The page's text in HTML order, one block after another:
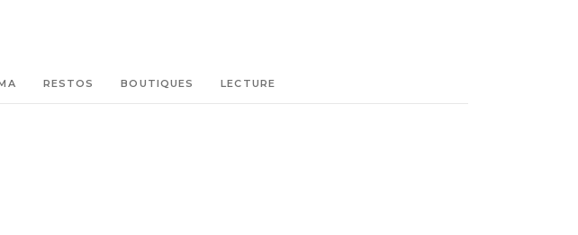
RESTOS BOUTIQUES LECTURE